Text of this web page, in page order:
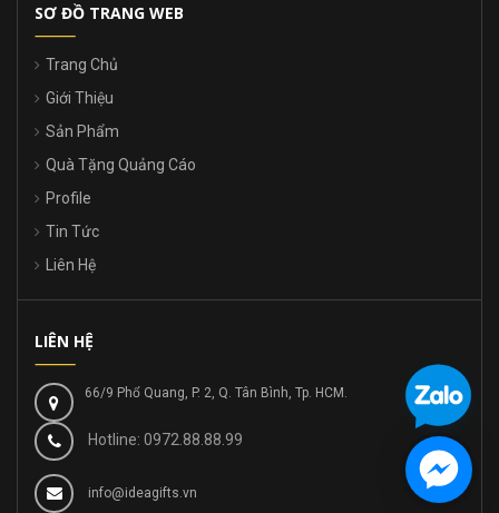
SƠ ĐỒ TRANG WEB
Trang Chủ
Giới Thiệu
Sản Phẩm
Quà Tặng Quảng Cáo
Profile
Tin Tức
Liên Hệ
LIÊN HỆ
66/9 Phổ Quang, P. 2, Q. Tân Bình, Tp. HCM.
Hotline: 0972.88.88.99
info@ideagifts.vn